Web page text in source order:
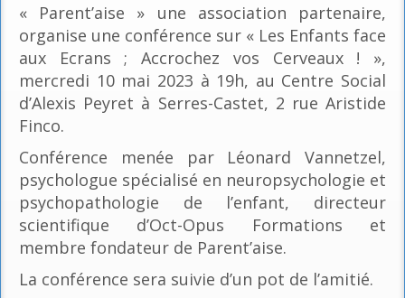
« Parent’aise » une association partenaire,
organise une conférence sur « Les Enfants face
aux Ecrans ; Accrochez vos Cerveaux ! »,
mercredi 10 mai 2023 à 19h, au Centre Social
d’Alexis Peyret à Serres-Castet, 2 rue Aristide
Finco.
Conférence menée par Léonard Vannetzel,
psychologue spécialisé en neuropsychologie et
psychopathologie de l’enfant, directeur
scientifique d’Oct-Opus Formations et
membre fondateur de Parent’aise.
La conférence sera suivie d’un pot de l’amitié.